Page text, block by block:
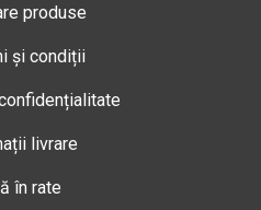
produse
și condiții
livrare
în rate